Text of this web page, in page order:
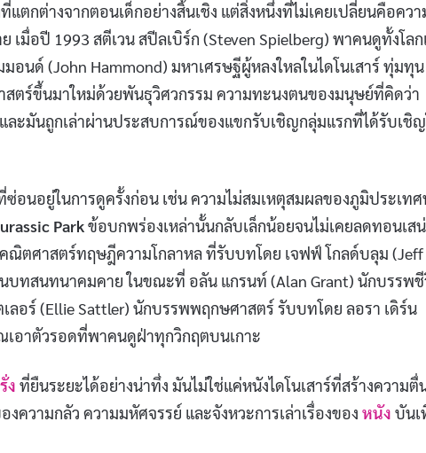
ตกต่างจากตอนเด็กอย่างสิ้นเชิง แต่สิ่งหนึ่งที่ไม่เคยเปลี่ยนคือควา
มื่อปี 1993 สตีเวน สปีลเบิร์ก (Steven Spielberg) พาคนดูทั้งโลก
อนด์ (John Hammond) มหาเศรษฐีผู้หลงใหลในไดโนเสาร์ ทุ่มทุน
ตร์ขึ้นมาใหม่ด้วยพันธุวิศวกรรม ความทะนงตนของมนุษย์ที่คิดว่า
ละมันถูกเล่าผ่านประสบการณ์ของแขกรับเชิญกลุ่มแรกที่ได้รับเชิ
อนอยู่ในการดูครั้งก่อน เช่น ความไม่สมเหตุสมผลของภูมิประเท
Parkข้อบกพร่องเหล่านั้นกลับเล็กน้อยจนไม่เคยลดทอนเส
ณิตศาสตร์ทฤษฎีความโกลาหล ที่รับบทโดย เจฟฟ์ โกลด์บลุม (Jeff
บทสนทนาคมคาย ในขณะที่ อลัน แกรนท์ (Alan Grant) นักบรรพ
ลอร์ (Ellie Sattler) นักบรรพพฤกษศาสตร์ รับบทโดย ลอรา เดิร์น
อาตัวรอดที่พาคนดูฝ่าทุกวิกฤตบนเกาะ
ง ที่ยืนระยะได้อย่างน่าทึ่ง มันไม่ใช่แค่หนังไดโนเสาร์ที่สร้างความตื่
ความกลัว ความมหัศจรรย์ และจังหวะการเล่าเรื่องของ หนัง บันเ